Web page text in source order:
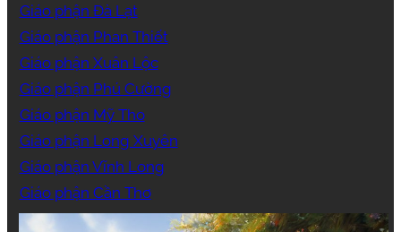
Giáo phận Đà Lạt
Giáo phận Phan Thiết
Giáo phận Xuân Lộc
Giáo phận Phú Cường
Giáo phận Mỹ Tho
Giáo phận Long Xuyên
Giáo phận Vĩnh Long
Giáo phận Cần Thơ